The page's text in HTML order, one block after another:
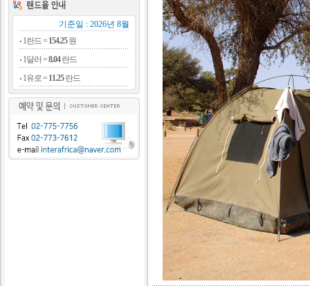
기준일 : 2026년 8월
1란드 = 154.25원
1달러 =8.04란드
1유로 = 11.25란드